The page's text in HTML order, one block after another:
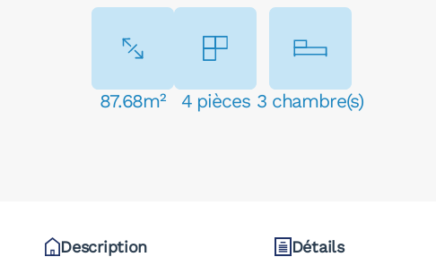
87.68m² 4 pièces 3 chambre(s)
Description Détails